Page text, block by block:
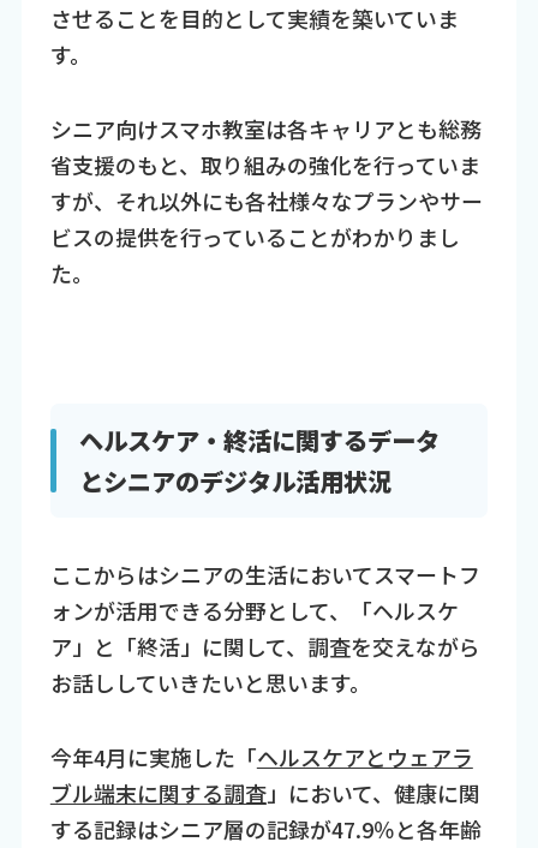
させることを目的として実績を築いていま
す。
シニア向けスマホ教室は各キャリアとも総務
省支援のもと、取り組みの強化を行っていま
すが、それ以外にも各社様々なプランやサー
ビスの提供を行っていることがわかりまし
た。
ヘルスケア・終活に関するデータ
とシニアのデジタル活用状況
ここからはシニアの生活においてスマートフ
ォンが活用できる分野として、「ヘルスケ
ア」と「終活」に関して、調査を交えながら
お話ししていきたいと思います。
今年4月に実施した「ヘルスケアとウェアラ
ブル端末に関する調査」において、健康に関
する記録はシニア層の記録が47.9％と各年齢